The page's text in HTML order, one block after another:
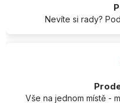
Nevíte si rady?
Vše na jednom místě -